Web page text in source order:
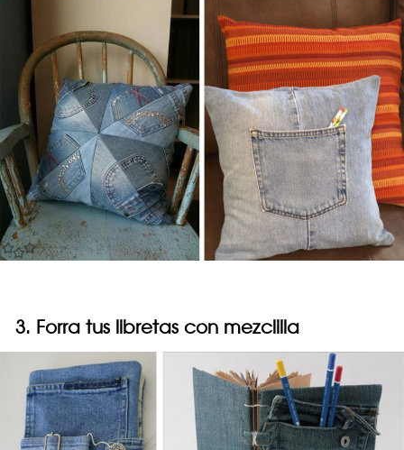
3. Forra tus libretas con mezclilla